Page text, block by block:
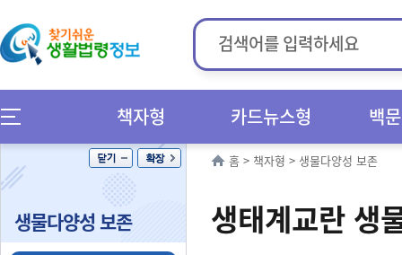
책자형 카드뉴스형 백
생물다양성 보존
홈 > 책자형 > 생물다양성 보존
생태계교란 생